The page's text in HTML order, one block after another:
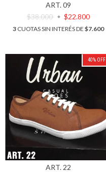
ART. 09
$38.000
$22.800
3CUOTAS SIN INTERÉS DE $7.600
40% OFF
ART. 22